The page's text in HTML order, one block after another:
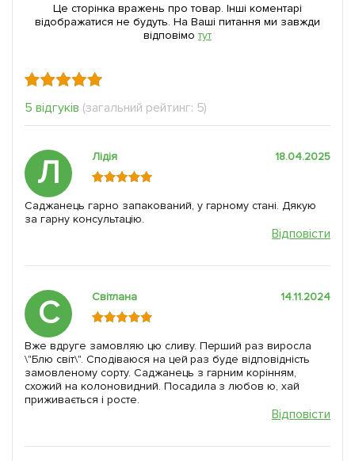
Це сторінка вражень про товар. Інші коментарі
відображатися не будуть. На Ваші питання ми завжди
відповімо тут
5 відгуків (загальний рейтинг: 5)
Л Лідія 18.04.2025
Саджанець гарно запакований, у гарному стані. Дякую
за гарну консультацію.
Відповісти
С Світлана 14.11.2024
Вже вдруге замовляю цю сливу. Перший раз виросла
\"Блю світ\". Сподіваюся на цей раз буде відповідність
замовленому сорту. Саджанець з гарним корінням,
схожий на колоновидний. Посадила з любов ю, хай
приживається і росте.
Відповісти